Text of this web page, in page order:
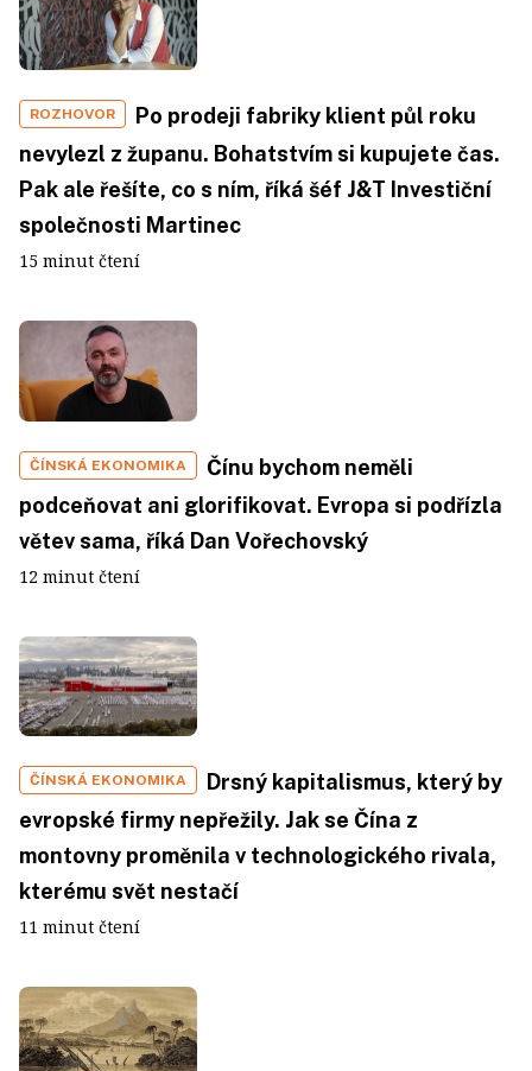
ROZHOVOR
Po prodeji fabriky klient půl roku
nevylezl z županu. Bohatstvím si kupujete čas.
Pak ale řešíte, co s ním, říká šéf J&T Investiční
společnosti Martinec
15 minut čtení
ČÍNSKÁ EKONOMIKA
Čínu bychom neměli
podceňovat ani glorifikovat. Evropa si podřízla
větev sama, říká Dan Vořechovský
12 minut čtení
ČÍNSKÁ EKONOMIKA
Drsný kapitalismus, který by
evropské firmy nepřežily. Jak se Čína z
montovny proměnila v technologického rivala,
kterému svět nestačí
11 minut čtení